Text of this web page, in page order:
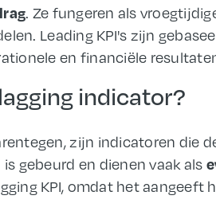
. Ze fungeren als
Leading KPI's zijn
en financiële
indicator?
zijn indicatoren die
gebeurd en dienen vaak als
KPI, omdat het